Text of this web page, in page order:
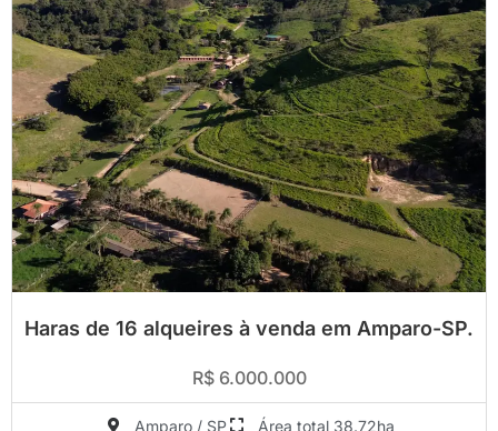
Haras de 16 alqueires à venda em Amparo-SP.
R$ 6.000.000
Amparo / SP Área total 38.72ha